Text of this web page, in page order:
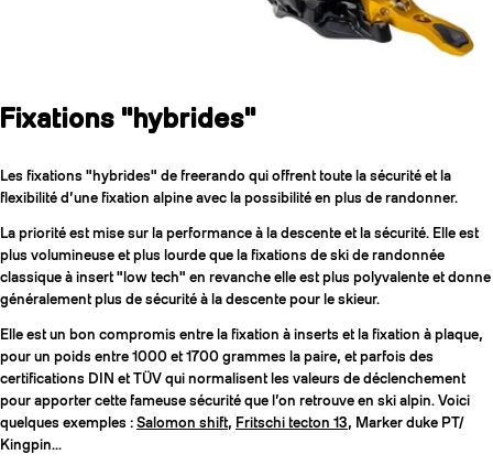
Fixations "hybrides"
Les fixations "hybrides" de freerando qui offrent toute la sécurité et la
flexibilité d’une fixation alpine avec la possibilité en plus de randonner.
La priorité est mise sur la performance à la descente et la sécurité. Elle est
plus volumineuse et plus lourde que la fixations de ski de randonnée
classique à insert "low tech" en revanche elle est plus polyvalente et donne
généralement plus de sécurité à la descente pour le skieur.
Elle est un bon compromis entre la fixation à inserts et la fixation à plaque,
pour un poids entre 1000 et 1700 grammes la paire, et parfois des
certifications DIN et TÜV qui normalisent les valeurs de déclenchement
pour apporter cette fameuse sécurité que l’on retrouve en ski alpin. Voici
quelques exemples : Salomon shift, Fritschi tecton 13, Marker duke PT/
Kingpin...